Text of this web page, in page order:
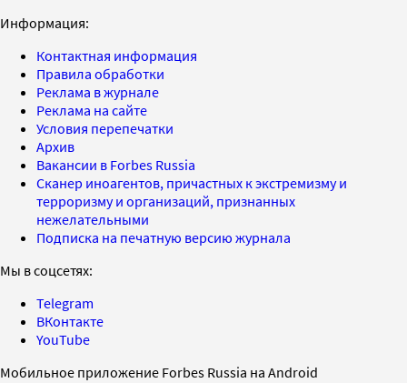
Информация:
Контактная информация
Правила обработки
Реклама в журнале
Реклама на сайте
Условия перепечатки
Архив
Вакансии в Forbes Russia
Сканер иноагентов, причастных к экстремизму и
терроризму и организаций, признанных
нежелательными
Подписка на печатную версию журнала
Мы в соцсетях:
Telegram
ВКонтакте
YouTube
Мобильное приложение Forbes Russia на Android